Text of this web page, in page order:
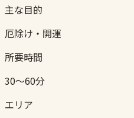
主な目的
厄除け・開運
所要時間
30〜60分
エリア